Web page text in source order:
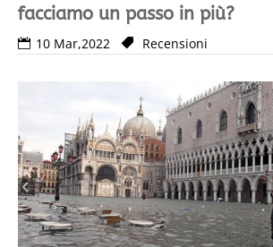
facciamo un passo in più?
10 Mar,2022 Recensioni